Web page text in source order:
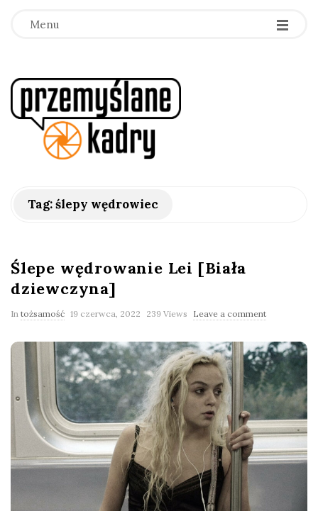
Menu
p
y
ś
l
a
n
e
Tag:ślepy wędrowiec
Ślepe wędrowanie Lei [Biała
dziewczyna]
In tożsamość 19 czerwca, 2022 239 Views Leave a comment